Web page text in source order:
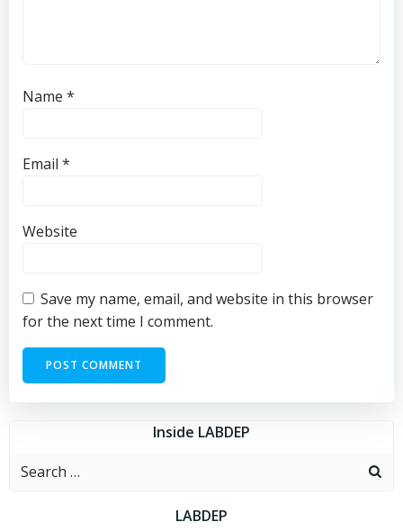
Name *
Email *
Website
Save my name, email, and website in this browser
for the next time I comment.
Inside LABDEP
Search
LABDEP